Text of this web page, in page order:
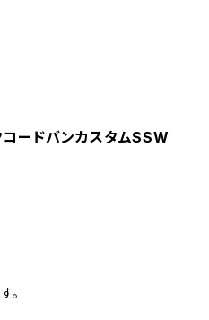
コードバンカスタムSSW
。